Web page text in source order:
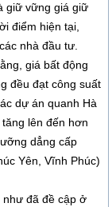
giữ vững giá giữ
điểm hiện tại,
nhà đầu tư.
giá bất động
đều đạt công suất
dự án quanh Hà
lên đến hơn
dẳng cấp
Yên, Vĩnh Phúc)
như đã đề cập ở